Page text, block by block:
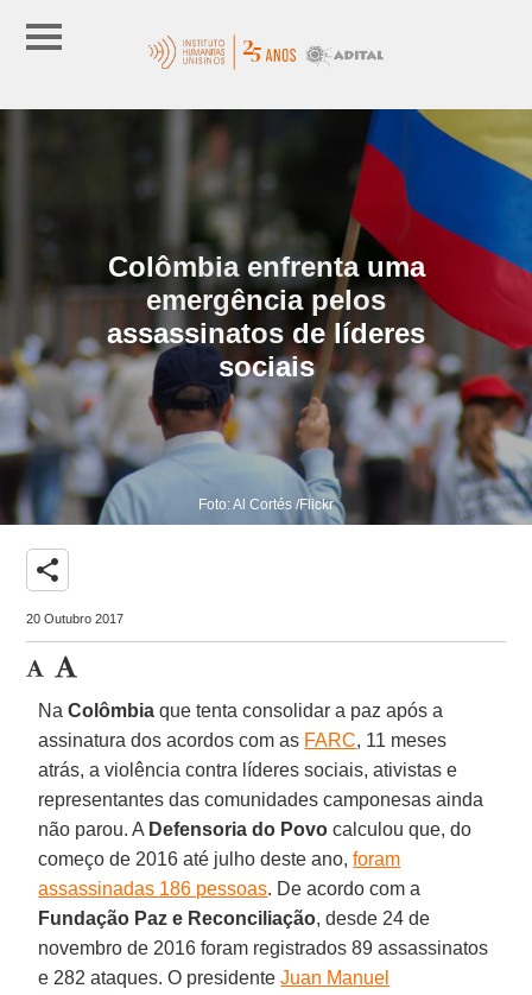
Colômbia enfrenta uma
emergência pelos
assassinatos de líderes
sociais
Foto: Al Cortés /Flickr
share
20 Outubro 2017
NaColômbia que tenta consolidar a paz após a
assinatura dos acordos com as FARC, 11 meses
atrás, a violência contra líderes sociais, ativistas e
representantes das comunidades camponesas ainda
não parou. A Defensoria do Povo calculou que, do
começo de 2016 até julho deste ano,foram
assassinadas 186 pessoas. De acordo com a
Fundação Paz e Reconciliação, desde 24 de
novembro de 2016 foram registrados 89 assassinatos
e 282 ataques. O presidenteJuan Manuel